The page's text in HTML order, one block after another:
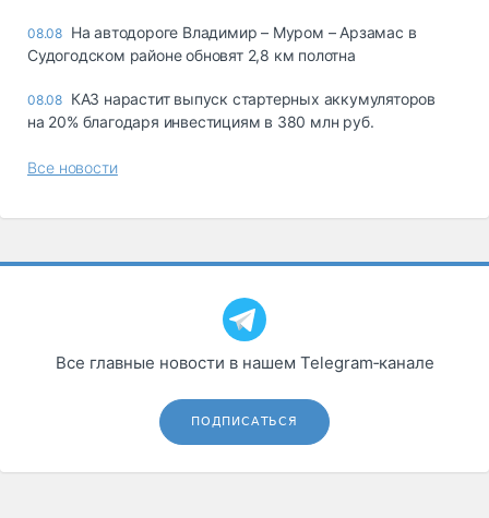
08.08 На автодороге Владимир – Муром – Арзамас в
Судогодском районе обновят 2,8 км полотна
08.08 КАЗ нарастит выпуск стартерных аккумуляторов
на 20% благодаря инвестициям в 380 млн руб.
Все новости
Все главные новости в нашем Telegram‑канале
ПОДПИСАТЬСЯ